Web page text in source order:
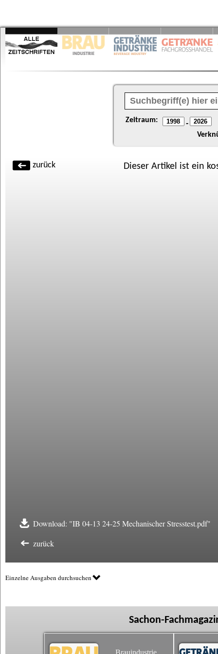
Zeitraum: -
zurück Dieser Artikel ist ein
Download: "IB 04-13 24-25 Mechanischer Stresstest.pdf"
zurück
Einzelne Ausgaben durchsuchen
Sachon-
Brauindustrie